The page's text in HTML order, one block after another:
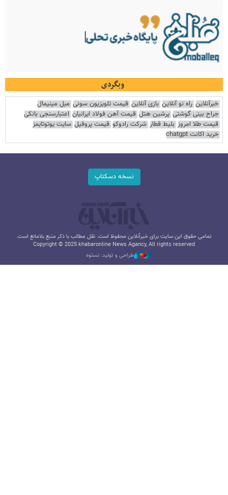
وبگردی
خبرآنلاین راه نو آنلاین بازی آنلاین قیمت تلویزیون سونی مبل مینیمال
جراح بینی گوشتی پرشین هتل قیمت آهن فولاد ایرانیان اعتبارسنجی بانکی
قیمت طلا امروز بلیط قطار شرکت رادوکو قیمت پروفیل سایت یوتوتایمز
خرید اکانت chatgpt
نسخه دسکتاپ
تمامی حقوق این سایت برای خبرآنلاین محفوظ است. نقل مطالب با ذکر منبع بلامانع است.
Copyright © 2025 khabaronline News Agancy, All rights reserved
طراحی و تولید: نستوه